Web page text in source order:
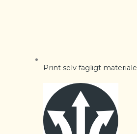
Print selv fagligt materiale